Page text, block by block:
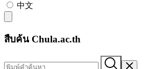
中文
สืบค้น Chula.ac.th